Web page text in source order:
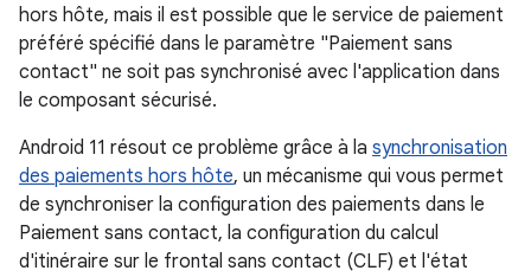
hors hôte, mais il est possible que le service de paiement
préféré spécifié dans le paramètre "Paiement sans
contact" ne soit pas synchronisé avec l'application dans
le composant sécurisé.
Android 11 résout ce problème grâce à la synchronisation
des paiements hors hôte, un mécanisme qui vous permet
de synchroniser la configuration des paiements dans le
Paiement sans contact, la configuration du calcul
d'itinéraire sur le frontal sans contact (CLF) et l'état